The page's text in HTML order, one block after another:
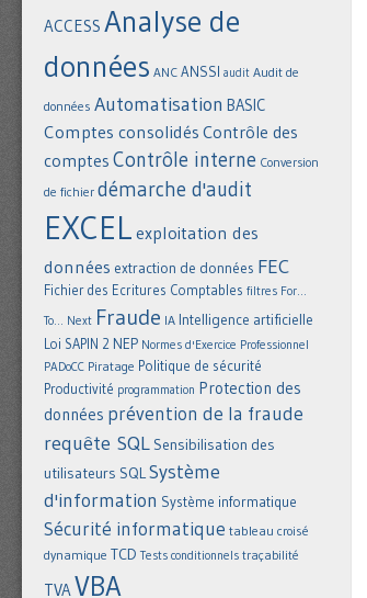
ACCESS Analyse de
données ANC ANSSI audit Audit de
données Automatisation BASIC
Comptes consolidés Contrôle des
comptes Contrôle interne Conversion
de fichier démarche d'audit
EXCEL exploitation des
données extraction de données FEC
Fichier des Ecritures Comptables filtres For...
To... Next Fraude IA Intelligence artificielle
Loi SAPIN 2 NEP Normes d'Exercice Professionnel
PADoCC Piratage Politique de sécurité
Productivité programmation Protection des
données prévention de la fraude
requête SQL Sensibilisation des
utilisateurs SQLSystème
d'information Système informatique
Sécurité informatique tableau croisé
dynamique TCD Tests conditionnels traçabilité
TVAVBA